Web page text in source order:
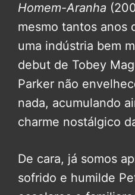
Homem-Aranha
mesmo tantos anos
uma indústria bem
debut de Tobey
Parker não
nada, acumulando
charme nostálgico
De cara, já somos
sofrido e humilde